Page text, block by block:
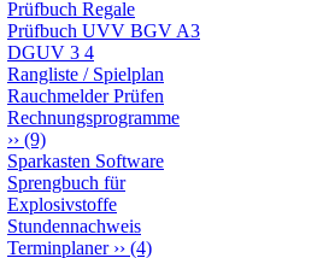
Prüfbuch Regale
Prüfbuch UVV BGV A3
DGUV 3 4
Rangliste / Spielplan
Rauchmelder Prüfen
Rechnungsprogramme
›› (9)
Sparkasten Software
Sprengbuch für
Explosivstoffe
Stundennachweis
Terminplaner›› (4)